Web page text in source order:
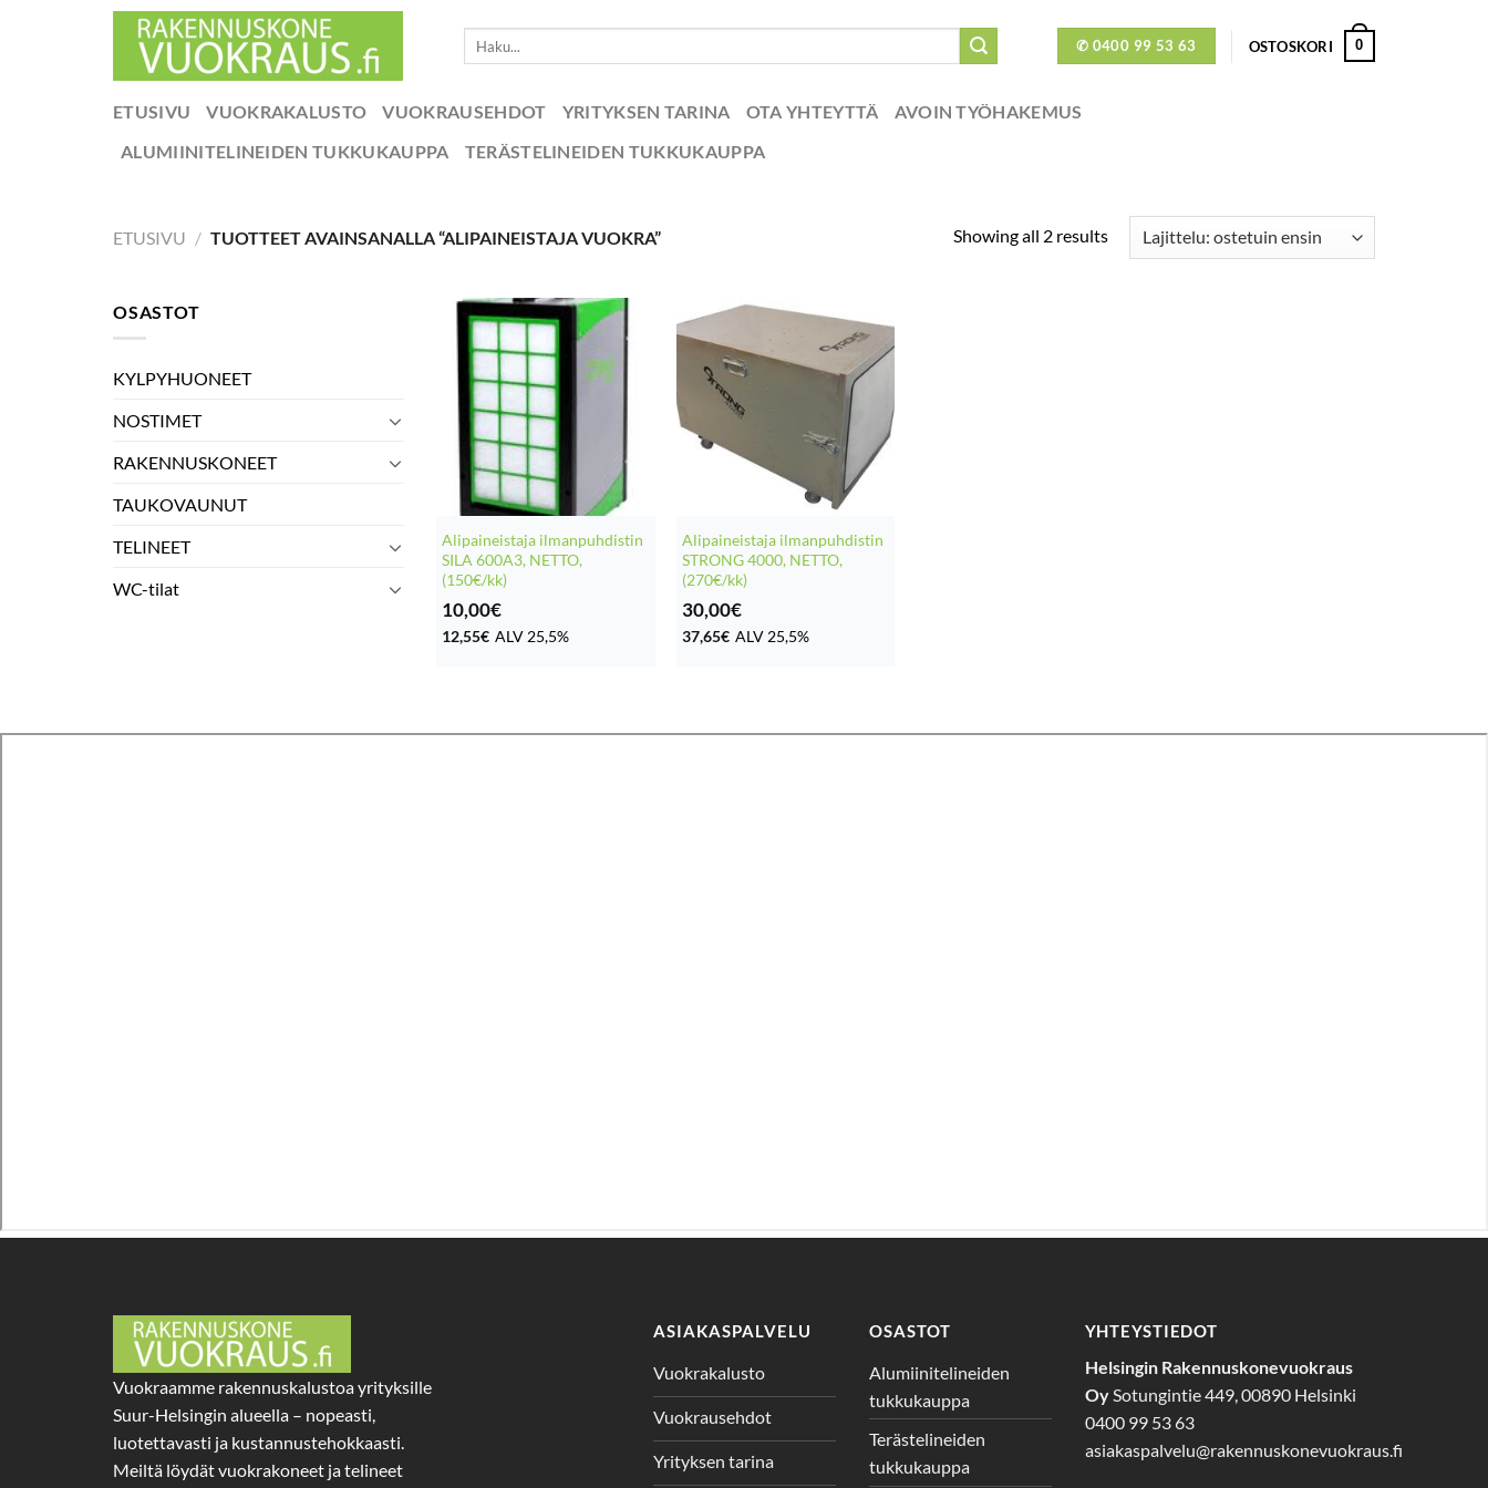
✆ 0400 99 53 63 OSTOSKORI 0
ETUSIVU VUOKRAKALUSTO VUOKRAUSEHDOT YRITYKSEN TARINA OTA YHTEYTTÄ
AVOIN TYÖHAKEMUS
ALUMIINITELINEIDEN TUKKUKAUPPA
TERÄSTELINEIDEN TUKKUKAUPPA
ETUSIVU / TUOTTEET AVAINSANALLA “ALIPAINEISTAJA VUOKRA” Showing all 2 results
OSASTOT
KYLPYHUONEET
NOSTIMET
RAKENNUSKONEET
TAUKOVAUNUT
TELINEET
WC-tilat
Alipaineistaja ilmanpuhdistin
SILA 600A3, NETTO,
(150€/kk)
10,00€
12,55€ ALV 25,5%
Alipaineistaja ilmanpuhdistin
STRONG 4000, NETTO,
(270€/kk)
30,00€
37,65€ ALV 25,5%
Vuokraamme rakennuskalustoa yrityksille
Suur-Helsingin alueella – nopeasti,
luotettavasti ja kustannustehokkaasti.
Meiltä löydät vuokrakoneet ja telineet
ASIAKASPALVELU
Vuokrakalusto
Vuokrausehdot
Yrityksen tarina
OSASTOT
Alumiinitelineiden
tukkukauppa
Terästelineiden
tukkukauppa
YHTEYSTIEDOT
Helsingin Rakennuskonevuokraus
Oy Sotungintie 449, 00890 Helsinki
0400 99 53 63
asiakaspalvelu@rakennuskonevuokraus.fi